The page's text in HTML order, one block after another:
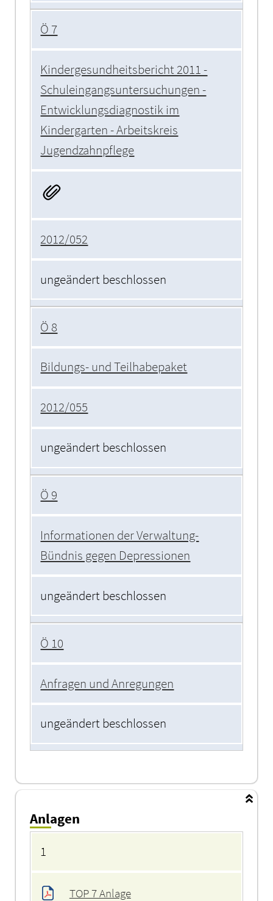
Ö 7
Kindergesundheitsbericht 2011 -
Schuleingangsuntersuchungen -
Entwicklungsdiagnostik im
Kindergarten - Arbeitskreis
Jugendzahnpflege
2012/052
ungeändert beschlossen
Ö 8
Bildungs- und Teilhabepaket
2012/055
ungeändert beschlossen
Ö 9
Informationen der Verwaltung-
Bündnis gegen Depressionen
ungeändert beschlossen
Ö 10
Anfragen und Anregungen
ungeändert beschlossen
Anlagen
1
TOP 7 Anlage